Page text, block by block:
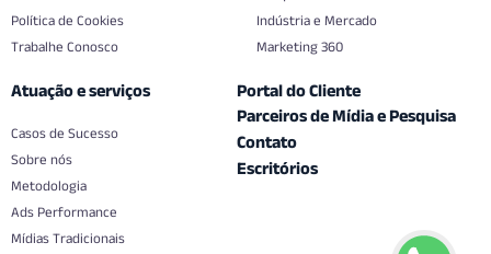
Política de Cookies
Trabalhe Conosco
Indústria e Mercado
Marketing 360
Atuação e serviços
Casos de Sucesso
Sobre nós
Metodologia
Ads Performance
Mídias Tradicionais
Portal do Cliente
Parceiros de Mídia e Pesquisa
Contato
Escritórios